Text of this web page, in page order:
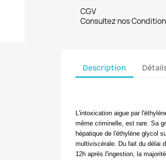
CGV
Consultez nos
Description
L'intoxication aigue par
même criminelle, est rare. Sa
hépatique de l'éthylène glycol
multiviscérale. Du fait du délai
12h après l'ingestion, la